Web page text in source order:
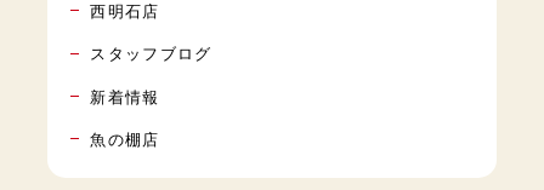
西明石店
スタッフブログ
新着情報
魚の棚店